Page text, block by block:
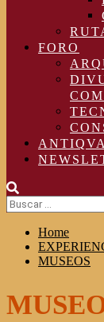
FORO
Buscar:
Home
MUSEOS